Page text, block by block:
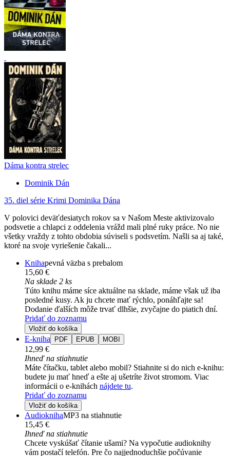
Dáma kontra strelec
Dominik Dán
35. diel série Krimi Dominika Dána
V polovici deväťdesiatych rokov sa v Našom Meste aktivizovalo
podsvetie a chlapci z oddelenia vrážd mali plné ruky práce. No nie
všetky vraždy z tohto obdobia súviseli s podsvetím. Našli sa aj také,
ktoré na svoje vyriešenie čakali...
Knihapevná väzba s prebalom
15,60 €
Na sklade 2 ks
Túto knihu máme síce aktuálne na sklade, máme však už iba
posledné kusy. Ak ju chcete mať rýchlo, ponáhľajte sa!
Dodanie ďalších môže trvať dlhšie, zvyčajne do piatich dní.
Pridať do zoznamu
Vložiť do košíka
E-kniha PDF EPUB MOBI
12,99 €
Ihneď na stiahnutie
Máte čítačku, tablet alebo mobil? Stiahnite si do nich e-knihu:
budete ju mať hneď a ešte aj ušetríte život stromom. Viac
informácii o e-knihách nájdete tu.
Pridať do zoznamu
Vložiť do košíka
AudioknihaMP3 na stiahnutie
15,45 €
Ihneď na stiahnutie
Chcete vyskúšať čítanie ušami? Na vypočutie audioknihy
vám postačí telefón. Pre čo najjednoduchšie počúvanie